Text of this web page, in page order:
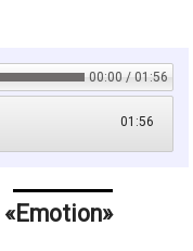
00:00 / 01:56
01:56
Emotion